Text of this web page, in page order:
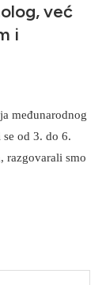
već
i
međunarodnog
od 3. do 6.
razgovarali smo